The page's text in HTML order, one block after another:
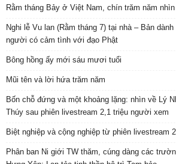
Rằm tháng Bảy ở Việt Nam, chín trăm năm nhìn
Nghi lễ Vu lan (Rằm tháng 7) tại nhà – Bản
người có cảm tình với đạo Phật
Bông hồng ấy mới sáu mươi tuổi
Mũi tên và lời hứa trăm năm
Bốn chỗ đứng và một khoảng lặng: nhìn về Lý
Thúy sau phiên livestream 2,1 triệu người xem
Biệt nghiệp và cộng nghiệp từ phiên livestream
Phân ban Ni giới TW thăm, cúng dàng các